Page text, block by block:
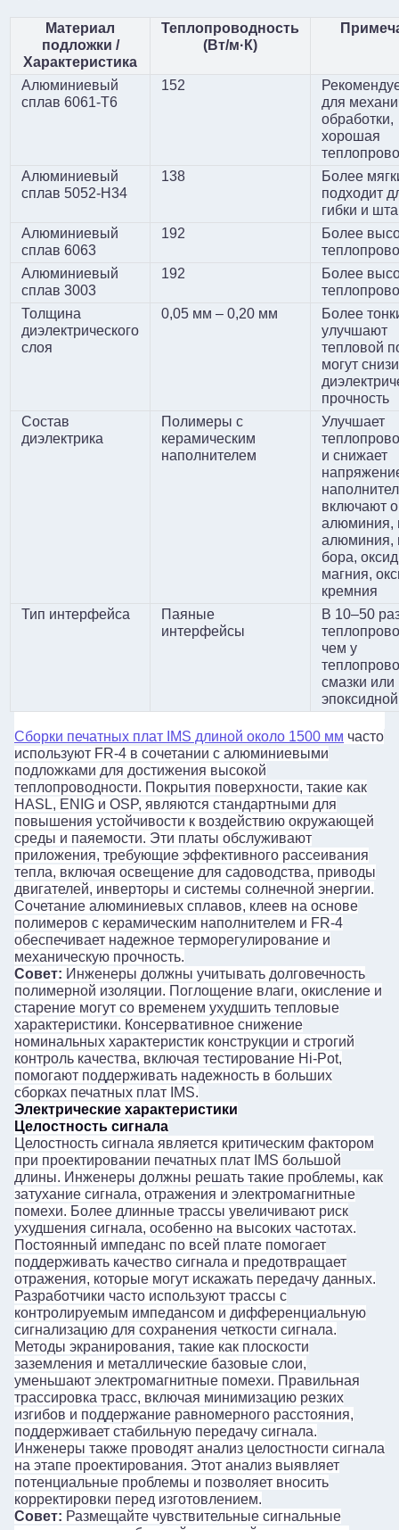
Оставьте сообщение
Мы скоро тебе перезвоним!
Отправить
Материал
подложки /
Характеристика
Теплопроводность
(Вт/м·К)
Алюминиевый
сплав 6061-T6
152
для
обработки,
хорошая
Алюминиевый
сплав 5052-H34
138
Более
подходит
гибки и
Алюминиевый
сплав 6063
192
Более
Алюминиевый
сплав 3003
192
Более
Толщина
диэлектрического
слоя
0,05 мм – 0,20 мм
Более
улучшают
тепловой
могут
прочность
Состав
диэлектрика
Полимеры с
керамическим
наполнителем
Улучшает
и снижает
включают
алюминия,
алюминия,
бора, оксид
магния,
кремния
Тип интерфейса
Паяные
интерфейсы
В 10–50
чем у
смазки или
Сборки печатных плат IMS длиной около 1500 мм часто
используют FR-4 в сочетании с алюминиевыми
подложками для достижения высокой
теплопроводности. Покрытия поверхности, такие как
HASL, ENIG и OSP, являются стандартными для
повышения устойчивости к воздействию окружающей
среды и паяемости. Эти платы обслуживают
приложения, требующие эффективного рассеивания
тепла, включая освещение для садоводства, приводы
двигателей, инверторы и системы солнечной энергии.
Сочетание алюминиевых сплавов, клеев на основе
полимеров с керамическим наполнителем и FR-4
обеспечивает надежное терморегулирование и
механическую прочность.
Совет: Инженеры должны учитывать долговечность
полимерной изоляции. Поглощение влаги, окисление и
старение могут со временем ухудшить тепловые
характеристики. Консервативное снижение
номинальных характеристик конструкции и строгий
контроль качества, включая тестирование Hi-Pot,
помогают поддерживать надежность в больших
сборках печатных плат IMS.
Электрические характеристики
Целостность сигнала
Целостность сигнала является критическим фактором
при проектировании печатных плат IMS большой
длины. Инженеры должны решать такие проблемы, как
затухание сигнала, отражения и электромагнитные
помехи. Более длинные трассы увеличивают риск
ухудшения сигнала, особенно на высоких частотах.
Постоянный импеданс по всей плате помогает
поддерживать качество сигнала и предотвращает
отражения, которые могут искажать передачу данных.
Разработчики часто используют трассы с
контролируемым импедансом и дифференциальную
сигнализацию для сохранения четкости сигнала.
Методы экранирования, такие как плоскости
заземления и металлические базовые слои,
уменьшают электромагнитные помехи. Правильная
трассировка трасс, включая минимизацию резких
изгибов и поддержание равномерного расстояния,
поддерживает стабильную передачу сигнала.
Инженеры также проводят анализ целостности сигнала
на этапе проектирования. Этот анализ выявляет
потенциальные проблемы и позволяет вносить
корректировки перед изготовлением.
Совет: Размещайте чувствительные сигнальные